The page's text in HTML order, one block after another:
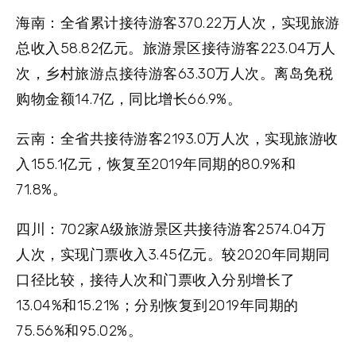
海南： 全省累计接待游客370.22万人次，实现旅游
总收入58.82亿元。旅游景区接待游客223.04万人
次，乡村旅游点接待游客63.30万人次。离岛免税
购物金额14.7亿，同比增长66.9%。
云南： 全省共接待游客2193.0万人次，实现旅游收
入155.1亿元，恢复至2019年同期的80.9%和
71.8%。
四川： 702家A级旅游景区共接待游客2574.04万
人次，实现门票收入3.45亿元。较2020年同期同
口径比较，接待人次和门票收入分别增长了
13.04%和15.21%；分别恢复到2019年同期的
75.56%和95.02%。